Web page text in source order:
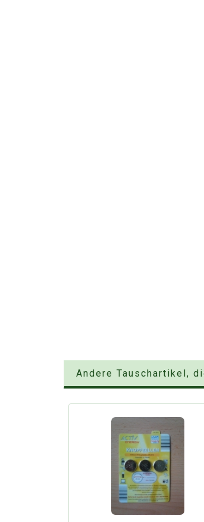
Andere Tauschartikel,